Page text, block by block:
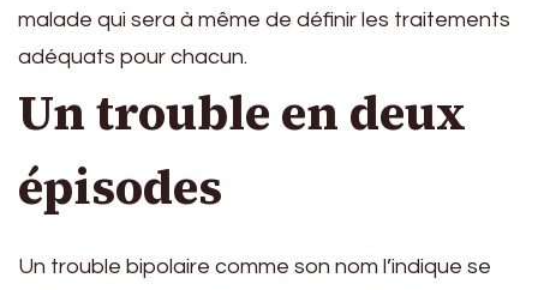
malade qui sera à même de définir les traitements
adéquats pour chacun.
Un trouble en deux
épisodes
Un trouble bipolaire comme son nom l’indique se